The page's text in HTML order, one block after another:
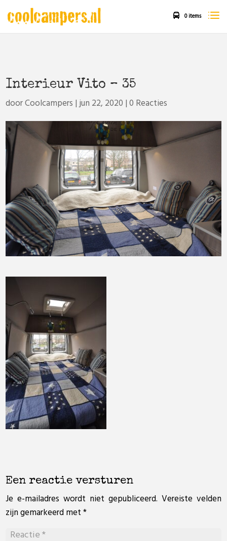
0 items
Interieur Vito – 35
doorCoolcampers |jun 22, 2020 |0 Reacties
Een reactie versturen
Je e-mailadres wordt niet gepubliceerd. Vereiste velden
zijn gemarkeerd met*